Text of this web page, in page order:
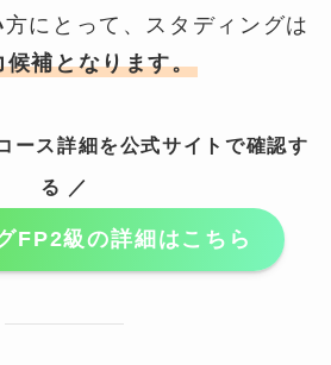
方にとって、スタディングは
候補となります。
ース詳細を公式サイトで確認す
る ／
FP2級の詳細はこちら